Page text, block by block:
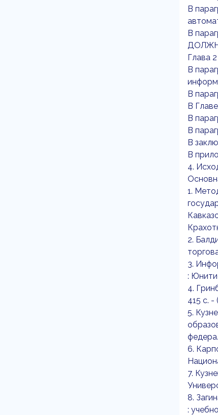
В
В
Глава
В
В
В
В
В
В
В
4.
1.
2.
3.
:
4.
415 с.
5.
6.
7.
8.
: